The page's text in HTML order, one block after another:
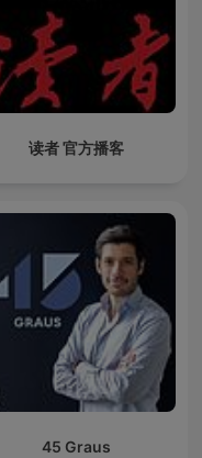
读者 官方播客
45 Graus